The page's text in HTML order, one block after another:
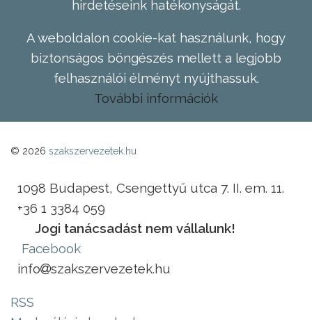
hirdetéseink hatékonyságát.
A weboldalon cookie-kat használunk, hogy
biztonságos böngészés mellett a legjobb
felhasználói élményt nyújthassuk.
További információk
© 2026 szakszervezetek.hu
1098 Budapest, Csengettyű utca 7. II. em. 11.
+36 1 3384 059
Jogi tanácsadást nem vállalunk!
Facebook
info
szakszervezetek.hu
RSS